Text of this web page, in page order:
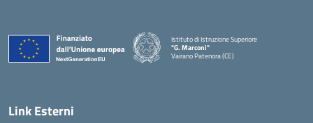
Istituto di Istruzione Superiore
"G. Marconi"
Vairano Patenora (CE)
Link Esterni